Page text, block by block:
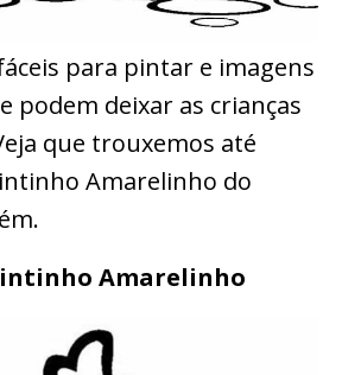
para pintar e imagens
podem deixar as crianças
que trouxemos até
Amarelinho do
Amarelinho